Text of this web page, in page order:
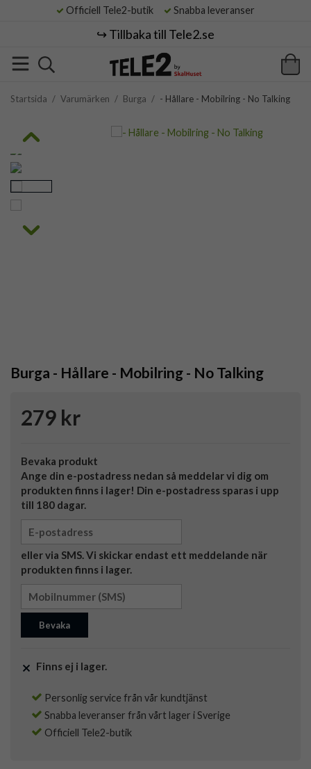
Officiell Tele2-butik Snabba leveranser
↪️ Tillbaka till Tele2.se
Startsida / Varumärken / Burga / - Hållare - Mobilring - No Talking
Burga - Hållare - Mobilring - No Talking
279 kr
Bevaka produkt
Ange din e-postadress nedan så meddelar vi dig om
produkten finns i lager! Din e-postadress sparas i upp
till 180 dagar.
eller via SMS. Vi skickar endast ett meddelande när
produkten finns i lager.
Bevaka
Finns ej i lager.
Personlig service från vår kundtjänst
Snabba leveranser från vårt lager i Sverige
Officiell Tele2-butik